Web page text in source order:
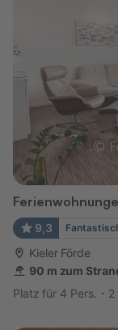
9,3
Kieler Förde
90 m zum
Platz für 4 Pers.
2